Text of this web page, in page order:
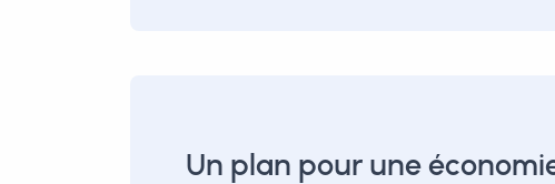
Un plan pour une